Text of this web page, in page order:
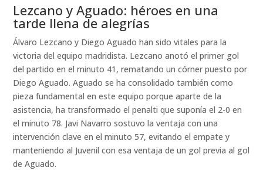
Lezcano y Aguado: héroes en una
tarde llena de alegrías
Álvaro Lezcano y Diego Aguado han sido vitales para la
victoria del equipo madridista. Lezcano anotó el primer gol
del partido en el minuto 41, rematando un córner puesto por
Diego Aguado. Aguado se ha consolidado también como
pieza fundamental en este equipo porque aparte de la
asistencia, ha transformado el penalti que suponía el 2-0 en
el minuto 78. Javi Navarro sostuvo la ventaja con una
intervención clave en el minuto 57, evitando el empate y
manteniendo al Juvenil con esa ventaja de un gol previa al gol
de Aguado.